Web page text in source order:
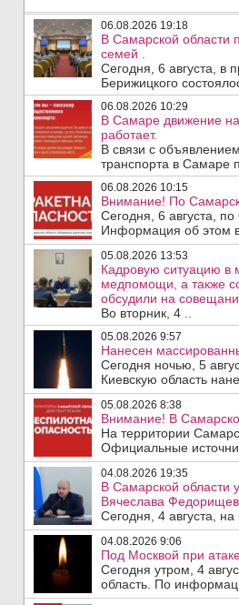
06.08.2026 19:18
В Самарской области
семей .
Сегодня, 6 августа, в
Берижицкого
06.08.2026 10:29
В Самаре движение
работает.
В связи с
транспорта в Самаре
06.08.2026 10:15
Внимание! По
Сегодня, 6 августа,
Информация об этом
05.08.2026 13:53
Кадровую ситуацию в
медпомощи, а также
обсудили на
Во вторник, 4 ..
05.08.2026 9:57
Нанесен
Сегодня ночью, 5
Киевскую область
05.08.2026 8:38
Внимание! В
На территории
Официальные
04.08.2026 19:35
В Самарской области
Вячеслава
Сегодня, 4 августа,
04.08.2026 9:06
Под Москвой при
Сегодня утром, 4
область. По